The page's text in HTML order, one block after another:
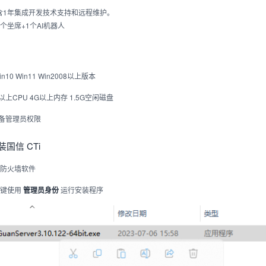
年集成开发技术支持和远程维护。
坐席+1个AI机器人
Win11 Win2008以上版本
上CPU 4G以上内存 1.5G空闲磁盘
管理员权限
国信 CTi
火墙软件
使用 管理员身份运行安装程序